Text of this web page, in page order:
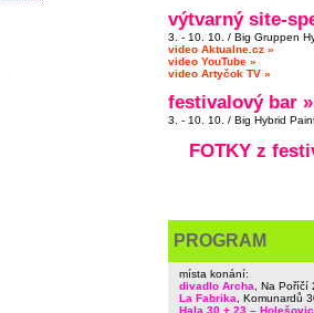
výtvarný site-
3. - 10. 10. / Big Gruppen
video Aktualne.cz »
video YouTube »
video Artyčok TV »
festivalový bar »
3. - 10. 10. / Big Hybrid
FOTKY z
PROGRAM
místa konání:
divadlo Archa , Na
La Fabrika , Komunardů
Hala 30 + 23 –